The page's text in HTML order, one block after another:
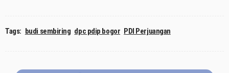
Tags: budi sembiring dpc pdip bogor PDI Perjuangan